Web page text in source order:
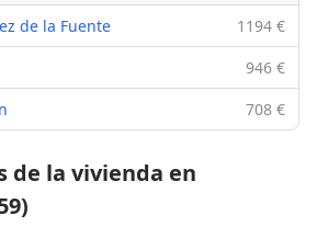
de la Fuente
1194 €
946 €
708 €
de la vivienda en